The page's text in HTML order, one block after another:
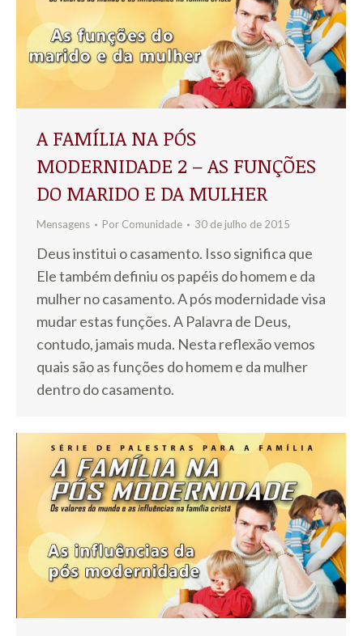
A FAMÍLIA NA PÓS
MODERNIDADE 2 – AS FUNÇÕES
DO MARIDO E DA MULHER
Mensagens Por Comunidade 30 de julho de 2015
Deus institui o casamento. Isso significa que
Ele também definiu os papéis do homem e da
mulher no casamento. A pós modernidade visa
mudar estas funções. A Palavra de Deus,
contudo, jamais muda. Nesta reflexão vemos
quais são as funções do homem e da mulher
dentro do casamento.